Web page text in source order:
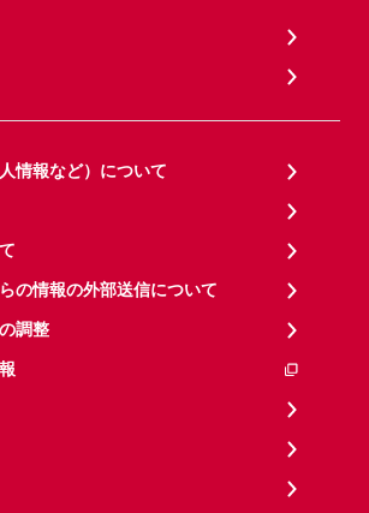
情報など）について
の情報の外部送信について
調整